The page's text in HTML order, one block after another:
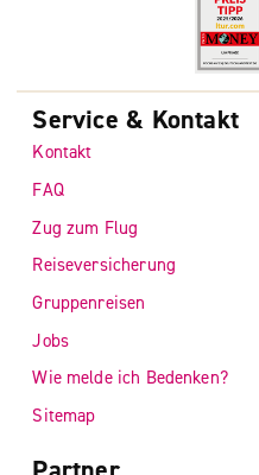
Service & Kontakt
Kontakt
FAQ
Zug zum Flug
Reiseversicherung
Gruppenreisen
Jobs
Wie melde ich Bedenken?
Sitemap